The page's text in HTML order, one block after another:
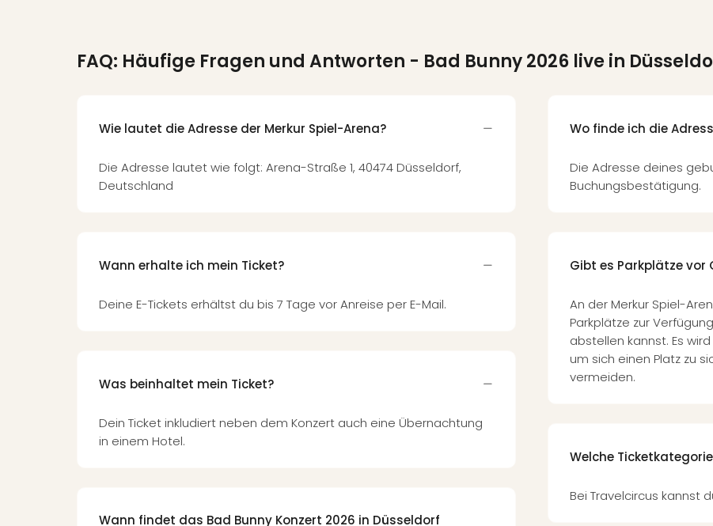
FAQ: Häufige Fragen und Antworten - Bad Bunny 2026 live in
Wie lautet die Adresse der Merkur Spiel-Arena?
Die Adresse lautet wie folgt: Arena-Straße 1, 40474 Düsseldorf,
Deutschland
Wann erhalte ich mein Ticket?
Deine E-Tickets erhältst du bis 7 Tage vor Anreise per E-Mail.
Was beinhaltet mein Ticket?
Dein Ticket inkludiert neben dem Konzert auch eine Übernachtung
in einem Hotel.
Wann findet das Bad Bunny Konzert 2026 in Düsseldorf
Wo finde ich die
Die Adresse deines
Buchungsbestätigung.
Gibt es Parkplätze vor
An der Merkur Spiel-
Parkplätze zur
abstellen kannst. Es
um sich einen Platz zu
vermeiden.
Welche
Bei Travelcircus kannst